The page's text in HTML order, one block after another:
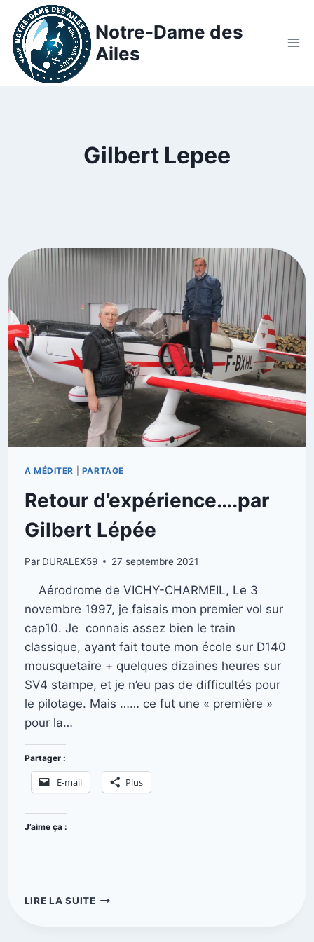
Notre-Dame des
Ailes
Gilbert Lepee
A MÉDITER PARTAGE
Retour d’expérience….par
Gilbert Lépée
Par DURALEX59 27 septembre 2021
Aérodrome de VICHY-CHARMEIL, Le 3
novembre 1997, je faisais mon premier vol sur
cap10. Je connais assez bien le train
classique, ayant fait toute mon école sur D140
mousquetaire + quelques dizaines heures sur
SV4 stampe, et je n’eu pas de difficultés pour
le pilotage. Mais …… ce fut une « première »
pour la…
Partager :
E-mail Plus
J’aime ça :
LIRE LA SUITE